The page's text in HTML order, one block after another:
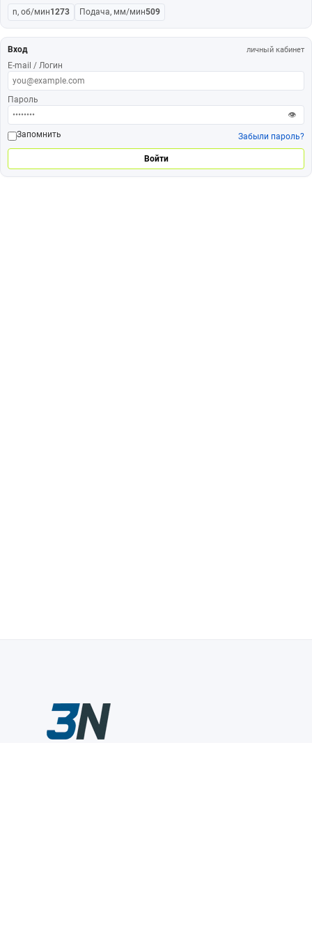
n, об/мин1273 Подача, мм/мин509
Вход личный кабинет
E-mail / Логин
Пароль
👁
Запомнить
Забыли пароль?
Войти